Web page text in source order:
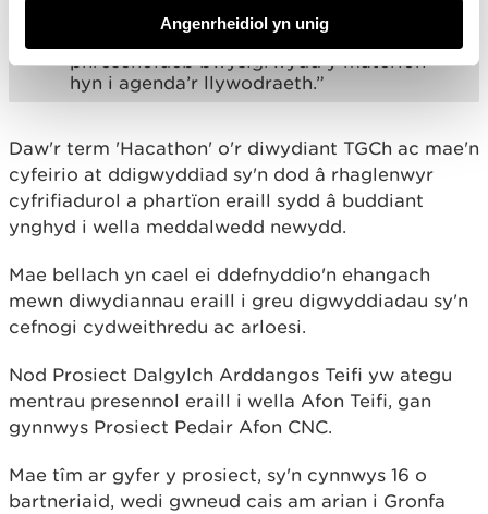
Angenrheidiol yn unig
“Roeddwn i hefyd yn ddiolchgar i gael
cwrdd â’r Gweinidog – tanlinellodd ei
phresenoldeb bwysigrwydd y materion
hyn i agenda’r llywodraeth.”
Daw'r term 'Hacathon' o'r diwydiant TGCh ac mae'n
cyfeirio at ddigwyddiad sy'n dod â rhaglenwyr
cyfrifiadurol a phartïon eraill sydd â buddiant
ynghyd i wella meddalwedd newydd.
Mae bellach yn cael ei ddefnyddio'n ehangach
mewn diwydiannau eraill i greu digwyddiadau sy'n
cefnogi cydweithredu ac arloesi.
Nod Prosiect Dalgylch Arddangos Teifi yw ategu
mentrau presennol eraill i wella Afon Teifi, gan
gynnwys Prosiect Pedair Afon CNC.
Mae tîm ar gyfer y prosiect, sy'n cynnwys 16 o
bartneriaid, wedi gwneud cais am arian i Gronfa